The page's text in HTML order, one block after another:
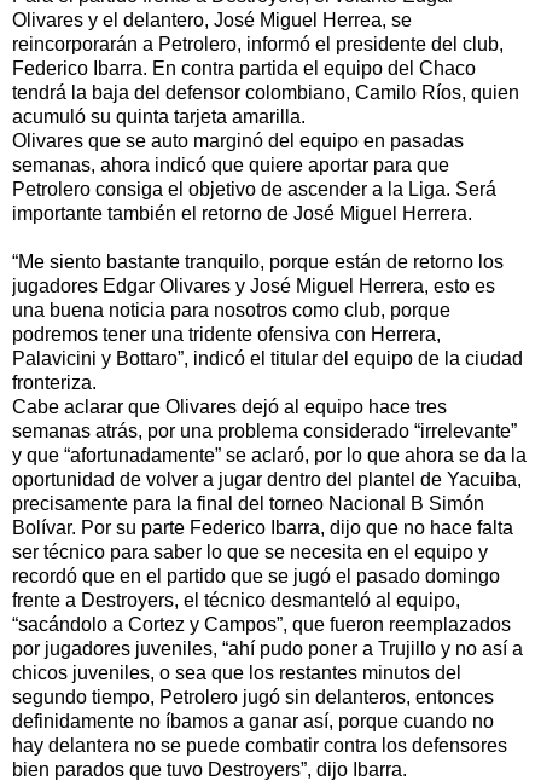
Olivares y el delantero, José Miguel Herrea, se
reincorporarán a Petrolero, informó el presidente del club,
Federico Ibarra. En contra partida el equipo del Chaco
tendrá la baja del defensor colombiano, Camilo Ríos, quien
acumuló su quinta tarjeta amarilla.
Olivares que se auto marginó del equipo en pasadas
semanas, ahora indicó que quiere aportar para que
Petrolero consiga el objetivo de ascender a la Liga. Será
importante también el retorno de José Miguel Herrera.
“Me siento bastante tranquilo, porque están de retorno los
jugadores Edgar Olivares y José Miguel Herrera, esto es
una buena noticia para nosotros como club, porque
podremos tener una tridente ofensiva con Herrera,
Palavicini y Bottaro”, indicó el titular del equipo de la ciudad
fronteriza.
Cabe aclarar que Olivares dejó al equipo hace tres
semanas atrás, por una problema considerado “irrelevante”
y que “afortunadamente” se aclaró, por lo que ahora se da la
oportunidad de volver a jugar dentro del plantel de Yacuiba,
precisamente para la final del torneo Nacional B Simón
Bolívar. Por su parte Federico Ibarra, dijo que no hace falta
ser técnico para saber lo que se necesita en el equipo y
recordó que en el partido que se jugó el pasado domingo
frente a Destroyers, el técnico desmanteló al equipo,
“sacándolo a Cortez y Campos”, que fueron reemplazados
por jugadores juveniles, “ahí pudo poner a Trujillo y no así a
chicos juveniles, o sea que los restantes minutos del
segundo tiempo, Petrolero jugó sin delanteros, entonces
definidamente no íbamos a ganar así, porque cuando no
hay delantera no se puede combatir contra los defensores
bien parados que tuvo Destroyers”, dijo Ibarra.